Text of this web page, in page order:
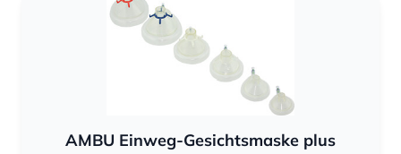
AMBU Einweg-Gesichtsmaske plus